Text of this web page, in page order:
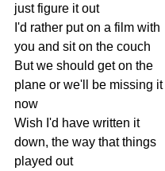
just figure it out
I'd rather put on a film with
you and sit on the couch
But we should get on the
plane or we'll be missing it
now
Wish I'd have written it
down, the way that things
played out